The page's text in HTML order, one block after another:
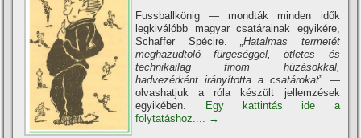
Fussballkönig — mondták minden idők
legkiválóbb magyar csatárainak egyikére,
Schaffer Spécire.„Hatalmas termetét
meghazudtoló fürgeséggel, ötletes és
technikailag finom húzásokkal,
hadvezérként irányí­totta a csatárokat” —
olvashatjuk a róla készült jellemzések
egyikében.
Egy kattintás ide a
folytatáshoz.... →